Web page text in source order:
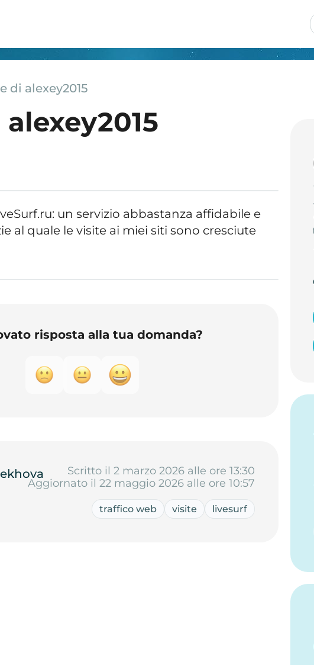
di alexey2015
un servizio abbastanza affidabile e
al quale le visite ai miei siti sono cresciute
risposta alla tua domanda?
Scritto il 2 marzo 2026 alle ore 13:30
Aggiornato il 22 maggio 2026 alle ore 10:57
traffico web visite livesurf